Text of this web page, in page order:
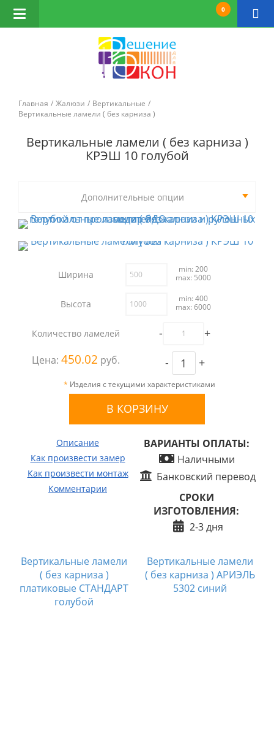
0
Открыть
навигацию
Главная Жалюзи
Вертикальные
Вертикальные ламели ( без карниза )
Вертикальные ламели ( без карниза )
КРЭШ 10 голубой
Дополнительные опции
Ширина
min: 200
max: 5000
Высота
min: 400
max: 6000
Количество ламелей - +
Цена: 450.02 руб. - +
* Изделия с текущими характеристиками
Описание
Как произвести замер
Как произвести монтаж
Комментарии
ВАРИАНТЫ ОПЛАТЫ:
Наличными
Банковский перевод
СРОКИ
ИЗГОТОВЛЕНИЯ:
2-3 дня
Вертикальные ламели
( без карниза )
платиковые СТАНДАРТ
голубой
Вертикальные ламели
( без карниза ) АРИЭЛЬ
5302 синий